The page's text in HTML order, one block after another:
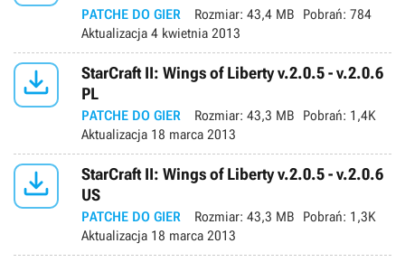
PATCHE DO GIER Rozmiar: 43,4 MB Pobrań: 784
Aktualizacja 4 kwietnia 2013

StarCraft II: Wings of Liberty v.2.0.5 - v.2.0.6
PL
PATCHE DO GIER Rozmiar: 43,3 MB Pobrań: 1,4K
Aktualizacja 18 marca 2013

StarCraft II: Wings of Liberty v.2.0.5 - v.2.0.6
US
PATCHE DO GIER Rozmiar: 43,3 MB Pobrań: 1,3K
Aktualizacja 18 marca 2013